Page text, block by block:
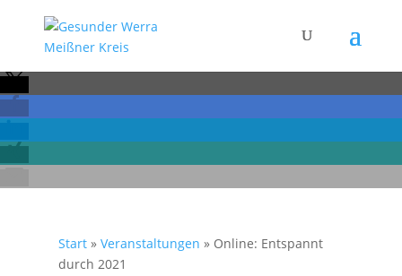
Start » Veranstaltungen » Online: Entspannt
durch 2021